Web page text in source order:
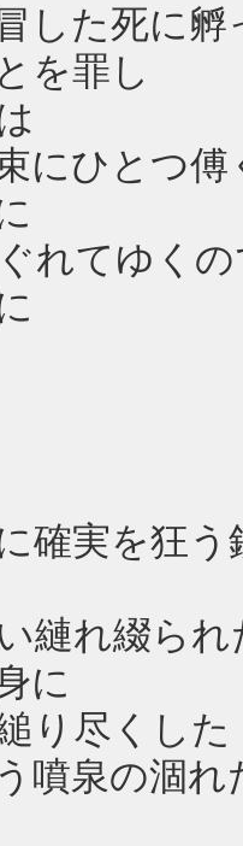
した死に孵
を罪し
にひとつ傅
れてゆく
確実を狂
縺れ綴られ
に
り尽くした
噴泉の涸